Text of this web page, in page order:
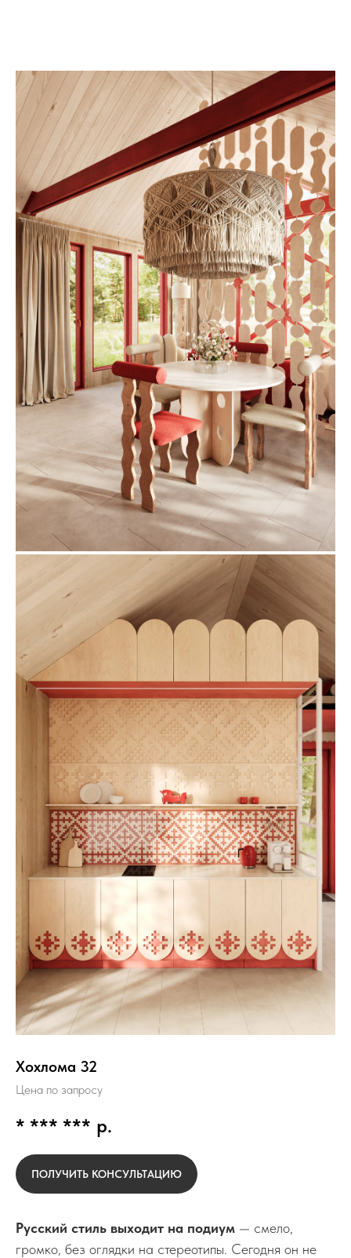
Хохлома 32
Цена по запросу
* *** *** р.
ПОЛУЧИТЬ КОНСУЛЬТАЦИЮ
Русский стиль выходит на подиум — смело,
громко, без оглядки на стереотипы. Сегодня он не